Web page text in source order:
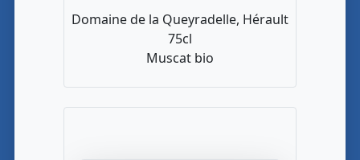
Domaine de la Queyradelle, Hérault
75cl
Muscat bio